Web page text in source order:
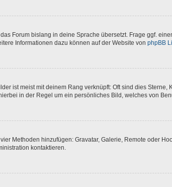
Forum bislang in deine Sprache übersetzt. Frage ggf.
Informationen dazu können auf der Website von phpBB
ist meist mit deinem Rang verknüpft: Oft sind dies
in der Regel um ein persönliches Bild, welches von
Methoden hinzufügen: Gravatar, Galerie, Remote oder
kontaktieren.